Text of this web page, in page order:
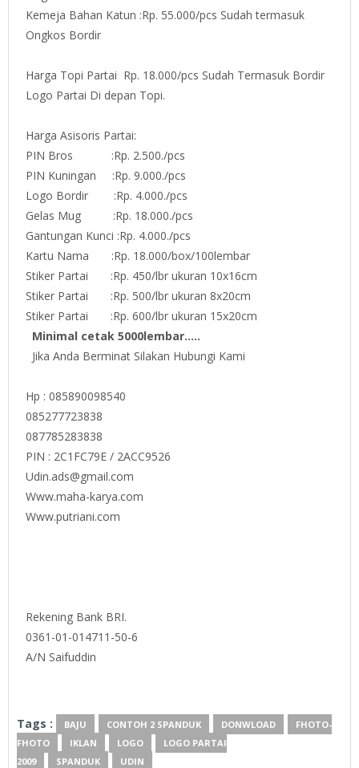
Kemeja Bahan Katun :Rp. 55.000/pcs Sudah termasuk
Ongkos Bordir
Harga Topi Partai Rp. 18.000/pcs Sudah Termasuk Bordir
Logo Partai Di depan Topi.
Harga Asisoris Partai:
PIN Bros :Rp. 2.500./pcs
PIN Kuningan :Rp. 9.000./pcs
Logo Bordir :Rp. 4.000./pcs
Gelas Mug :Rp. 18.000./pcs
Gantungan Kunci :Rp. 4.000./pcs
Kartu Nama :Rp. 18.000/box/100lembar
Stiker Partai :Rp. 450/lbr ukuran 10x16cm
Stiker Partai :Rp. 500/lbr ukuran 8x20cm
Stiker Partai :Rp. 600/lbr ukuran 15x20cm
Minimal cetak 5000lembar.....
Jika Anda Berminat Silakan Hubungi Kami
Hp : 085890098540
085277723838
087785283838
PIN : 2C1FC79E / 2ACC9526
Udin.ads@gmail.com
Www.maha-karya.com
Www.putriani.com
Rekening Bank BRI.
0361-01-014711-50-6
A/N Saifuddin
Tags : BAJU CONTOH 2 SPANDUK DONWLOAD
FHOTO-
FHOTO
IKLAN LOGO
LOGO PARTAI
2009
SPANDUK UDIN